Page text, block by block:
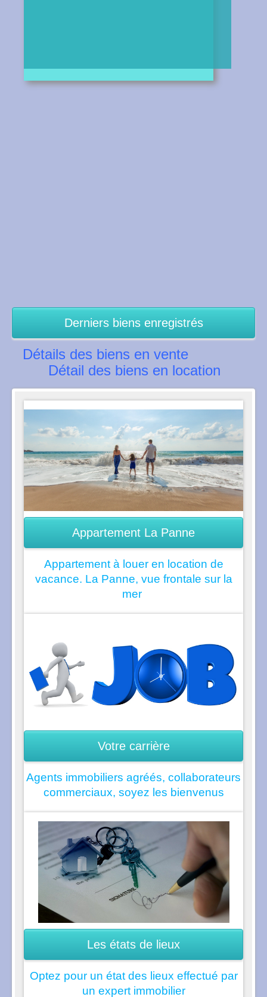
Derniers biens enregistrés
Détails des biens en vente
Détail des biens en location
Appartement La Panne
Appartement à louer en location de
vacance. La Panne, vue frontale sur la
mer
Votre carrière
Agents immobiliers agréés, collaborateurs
commerciaux, soyez les bienvenus
Les états de lieux
Optez pour un état des lieux effectué par
un expert immobilier